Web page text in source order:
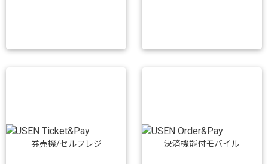
券売機/セルフレジ 決済機能付モバイル